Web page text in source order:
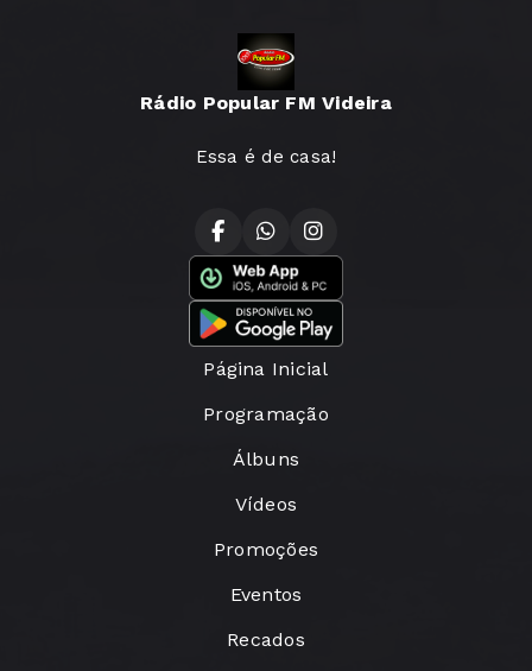
Rádio Popular FM Videira
Essa é de casa!
Página Inicial
Programação
Álbuns
Vídeos
Promoções
Eventos
Recados